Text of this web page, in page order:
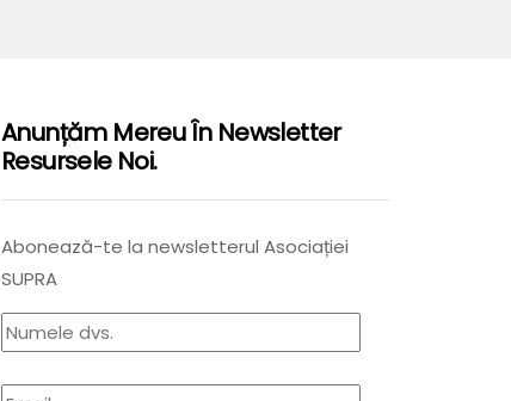
Anunțăm Mereu În Newsletter
Resursele Noi.
Abonează-te la newsletterul Asociației
SUPRA